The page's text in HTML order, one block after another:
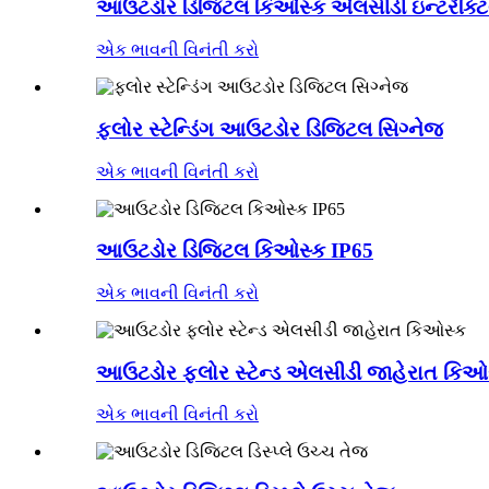
આઉટડોર ડિજિટલ કિઓસ્ક એલસીડી ઇન્ટરેક્ટિવ
એક ભાવની વિનંતી કરો
ફ્લોર સ્ટેન્ડિંગ આઉટડોર ડિજિટલ સિગ્નેજ
એક ભાવની વિનંતી કરો
આઉટડોર ડિજિટલ કિઓસ્ક IP65
એક ભાવની વિનંતી કરો
આઉટડોર ફ્લોર સ્ટેન્ડ એલસીડી જાહેરાત
એક ભાવની વિનંતી કરો